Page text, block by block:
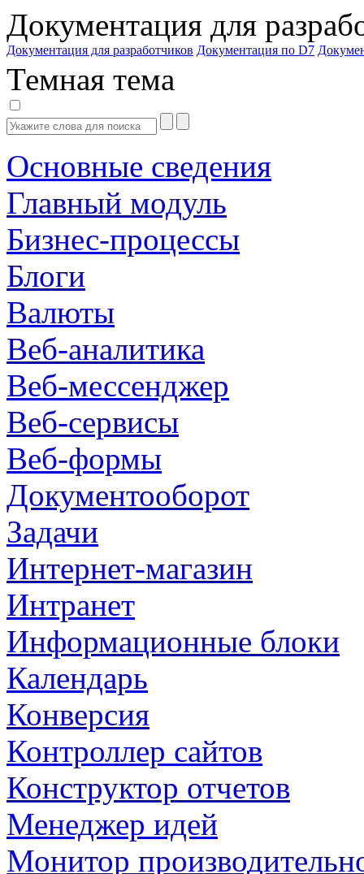
Документация для
Документация для разработчиков Документация по D7
Темная тема
Основные сведения
Главный модуль
Бизнес-процессы
Блоги
Валюты
Веб-аналитика
Веб-мессенджер
Веб-сервисы
Веб-формы
Документооборот
Задачи
Интернет-магазин
Интранет
Информационные блоки
Календарь
Конверсия
Контроллер сайтов
Конструктор отчетов
Менеджер идей
Монитор